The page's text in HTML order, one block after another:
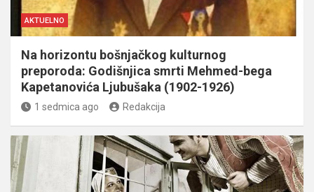
AKTUELNO
Na horizontu bošnjačkog kulturnog
preporoda: Godišnjica smrti Mehmed-bega
Kapetanovića Ljubušaka (1902-1926)
1 sedmica ago Redakcija